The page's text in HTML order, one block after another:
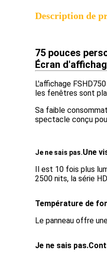
Description de
75 pouces
Écran
L'affichage
les fenêtres sont
Sa faible
spectacle conçu
Je ne sais pas.Une
Il est 10 fois plus
2500 nits, la série
Température de
Le panneau offre
Je ne sais pas.